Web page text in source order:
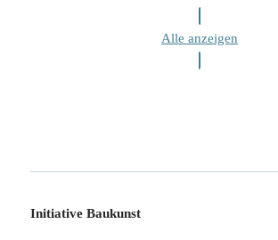
Alle anzeigen
Initiative Baukunst